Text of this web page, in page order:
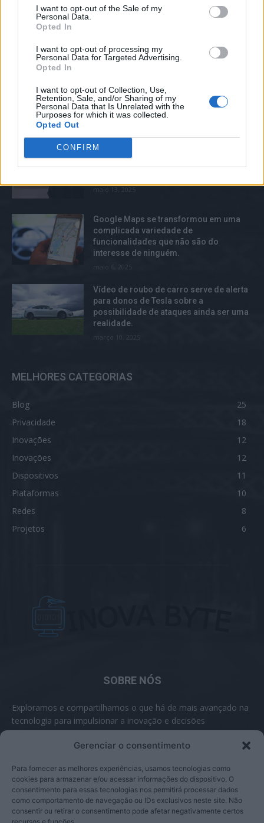
I want to opt-out of the Sale of my
Personal Data.
Opted In
I want to opt-out of processing my
Personal Data for Targeted Advertising.
Opted In
I want to opt-out of Collection, Use,
Retention, Sale, and/or Sharing of my
Personal Data that Is Unrelated with the
Purposes for which it was collected.
Opted Out
CONFIRM
Gerenciar o consentimento
Para fornecer as melhores experiências, usamos tecnologias como
cookies para armazenar e/ou acessar informações do dispositivo. O
consentimento para essas tecnologias nos permitirá processar dados
como comportamento de navegação ou IDs exclusivos neste site. Não
consentir ou retirar o consentimento pode afetar negativamente certos
setembro 15, 2025
Vídeo de roubo de carro serve de alerta
para donos de Tesla sobre a
março 10, 2025
TOP TRENDS
Um retrato criado por inteligência
artificial é vendido em leilão por
maio 13, 2025
Google Maps se transformou em uma
complicada variedade de
funcionalidades que não são do
interesse de ninguém.
Vídeo de roubo de carro serve de alerta
para donos de Tesla sobre a
possibilidade de ataques ainda ser uma
realidade.
março 10, 2025
MELHORES CATEGORIAS
Blog
25
Privacidade
18
Inovações
12
Inovações
12
Dispositivos
11
Plataformas
10
Redes
8
Projetos
6
SOBRE NÓS
Exploramos e compartilhamos o que há de mais avançado na
tecnologia para impulsionar a inovação e decisões
inteligentes.
SIGA-NOS